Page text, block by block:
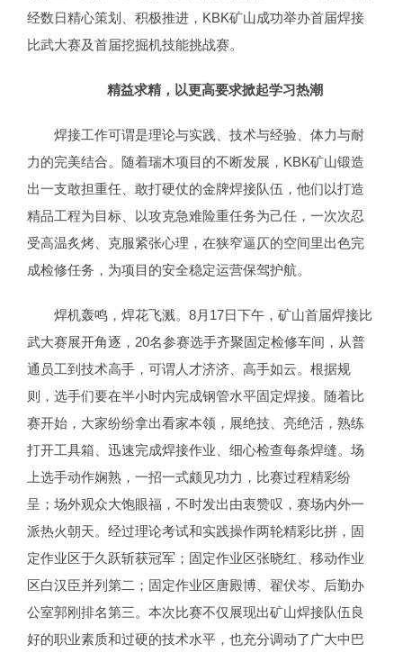
经数日精心策划、积极推进，KBK矿山成功举办首届焊接
比武大赛及首届挖掘机技能挑战赛。
精益求精，以更高要求掀起学习热潮
焊接工作可谓是理论与实践、技术与经验、体力与耐
力的完美结合。随着瑞木项目的不断发展，KBK矿山锻造
出一支敢担重任、敢打硬仗的金牌焊接队伍，他们以打造
精品工程为目标、以攻克急难险重任务为己任，一次次忍
受高温炙烤、克服紧张心理，在狭窄逼仄的空间里出色完
成检修任务，为项目的安全稳定运营保驾护航。
焊机轰鸣，焊花飞溅。8月17日下午，矿山首届焊接比
武大赛展开角逐，20名参赛选手齐聚固定检修车间，从普
通员工到技术高手，可谓人才济济、高手如云。根据规
则，选手们要在半小时内完成钢管水平固定焊接。随着比
赛开始，大家纷纷拿出看家本领，展绝技、亮绝活，熟练
打开工具箱、迅速完成焊接作业、细心检查每条焊缝。场
上选手动作娴熟，一招一式颇见功力，比赛过程精彩纷
呈；场外观众大饱眼福，不时发出由衷赞叹，赛场内外一
派热火朝天。经过理论考试和实践操作两轮精彩比拼，固
定作业区于久跃斩获冠军；固定作业区张晓红、移动作业
区白汉臣并列第二；固定作业区唐殿博、翟伏岑、后勤办
公室郭刚排名第三。本次比赛不仅展现出矿山焊接队伍良
好的职业素质和过硬的技术水平，也充分调动了广大中巴